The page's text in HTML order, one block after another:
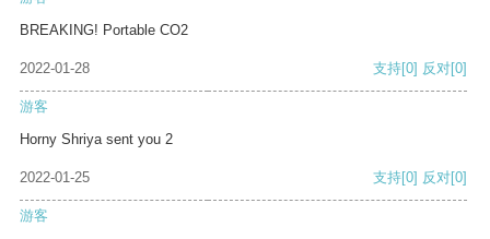
BREAKING! Portable CO2
2022-01-28 支持[0] 反对[0]
游客
Horny Shriya sent you 2
2022-01-25 支持[0] 反对[0]
游客